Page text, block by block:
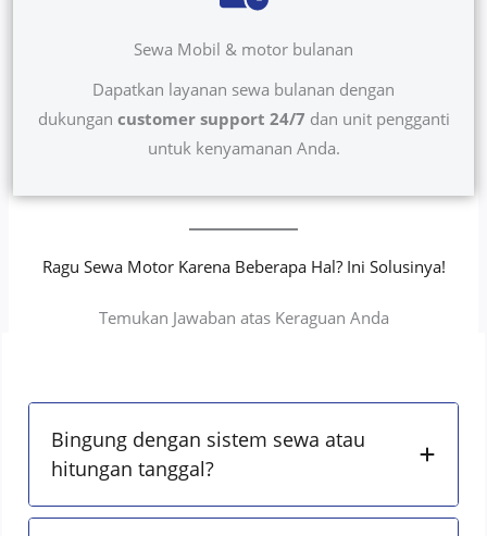
Sewa Mobil & motor bulanan
Dapatkan layanan sewa bulanan dengan
dukungan customer support 24/7 dan unit pengganti
untuk kenyamanan Anda.
Ragu Sewa Motor Karena Beberapa Hal? Ini Solusinya!
Temukan Jawaban atas Keraguan Anda
Bingung dengan sistem sewa atau
hitungan tanggal?